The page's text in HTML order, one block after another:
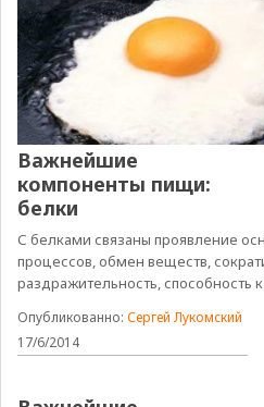
Важнейшие
компоненты пищи:
белки
С белками связаны проявление
процессов, обмен веществ,
раздражительность, способность
Опубликованно:Сергей Лукомский
17/6/2014